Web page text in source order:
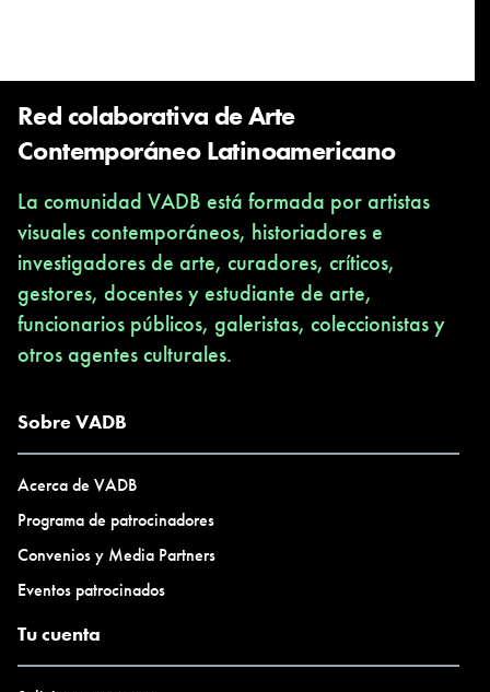
Red colaborativa de Arte
Contemporáneo Latinoamericano
La comunidad VADB está formada por artistas
visuales contemporáneos, historiadores e
investigadores de arte, curadores, críticos,
gestores, docentes y estudiante de arte,
funcionarios públicos, galeristas, coleccionistas y
otros agentes culturales.
Sobre VADB
Acerca de VADB
Programa de patrocinadores
Convenios y Media Partners
Eventos patrocinados
Tu cuenta